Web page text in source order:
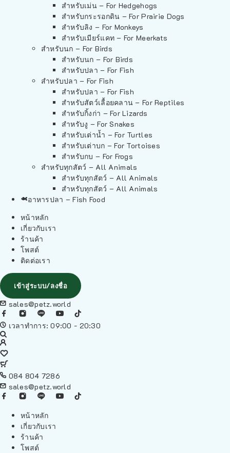
สำหรับเม่น – For Hedgehogs
สำหรับกระรอกดิน – For Prairie Dogs
สำหรับลิง – For Monkeys
สำหรับเมียร์แคท – For Meerkats
สำหรับนก – For Birds
สำหรับนก – For Birds
สำหรับปลา – For Fish
สำหรับปลา – For Fish
สำหรับปลา – For Fish
สำหรับสัตว์เลื้อยคลาน – For Reptiles
สำหรับกิ้งก่า – For Lizards
สำหรับงู – For Snakes
สำหรับเต่าน้ำ – For Turtles
สำหรับเต่าบก – For Tortoises
สำหรับกบ – For Frogs
สำหรับทุกสัตว์ – All Animals
สำหรับทุกสัตว์ – All Animals
สำหรับทุกสัตว์ – All Animals
อาหารปลา – Fish Food
หน้าหลัก
เกี่ยวกับเรา
ร้านค้า
โพสต์
ติดต่อเรา
เข้าสู่ระบบ/ลงชื่อ
sales@petz.world
เวลาทำการ: 09:00 - 20:30
084 804 7286
sales@petz.world
หน้าหลัก
เกี่ยวกับเรา
ร้านค้า
โพสต์